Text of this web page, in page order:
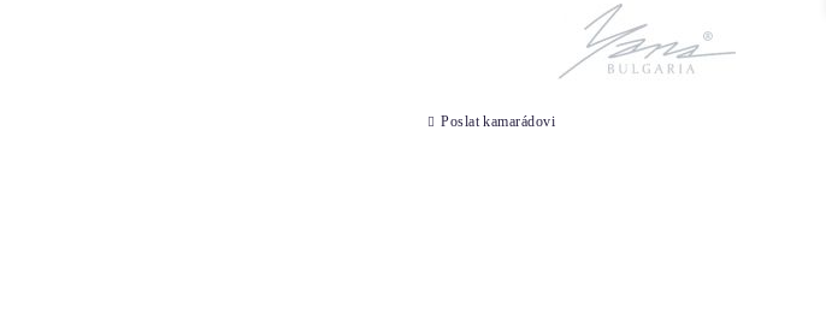
Poslat kamarádovi